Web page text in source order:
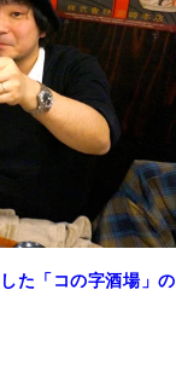
た「コの字酒場」の